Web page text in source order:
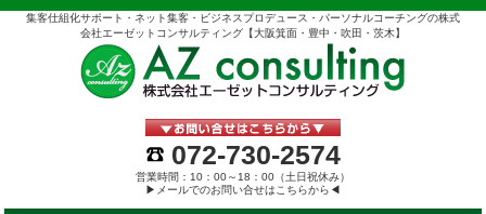
集客仕組化サポート・ネット集客・ビジネスプロデュース・パーソナルコーチングの株式
会社エーゼットコンサルティング【大阪箕面・豊中・吹田・茨木】
072-730-2574
営業時間：10：00～18：00（土日祝休み）
▶メールでのお問い合せはこちらから◀